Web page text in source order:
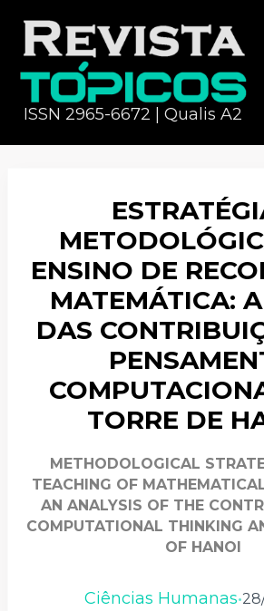
ISSN 2965-6672 | Qualis A2
ENSINO DE
MATEMÁTICA:
DAS
TORRE DE
METHODOLOGICAL
TEACHING OF
AN ANALYSIS OF THE
COMPUTATIONAL THINKING
OF HANOI
Ciências Humanas•